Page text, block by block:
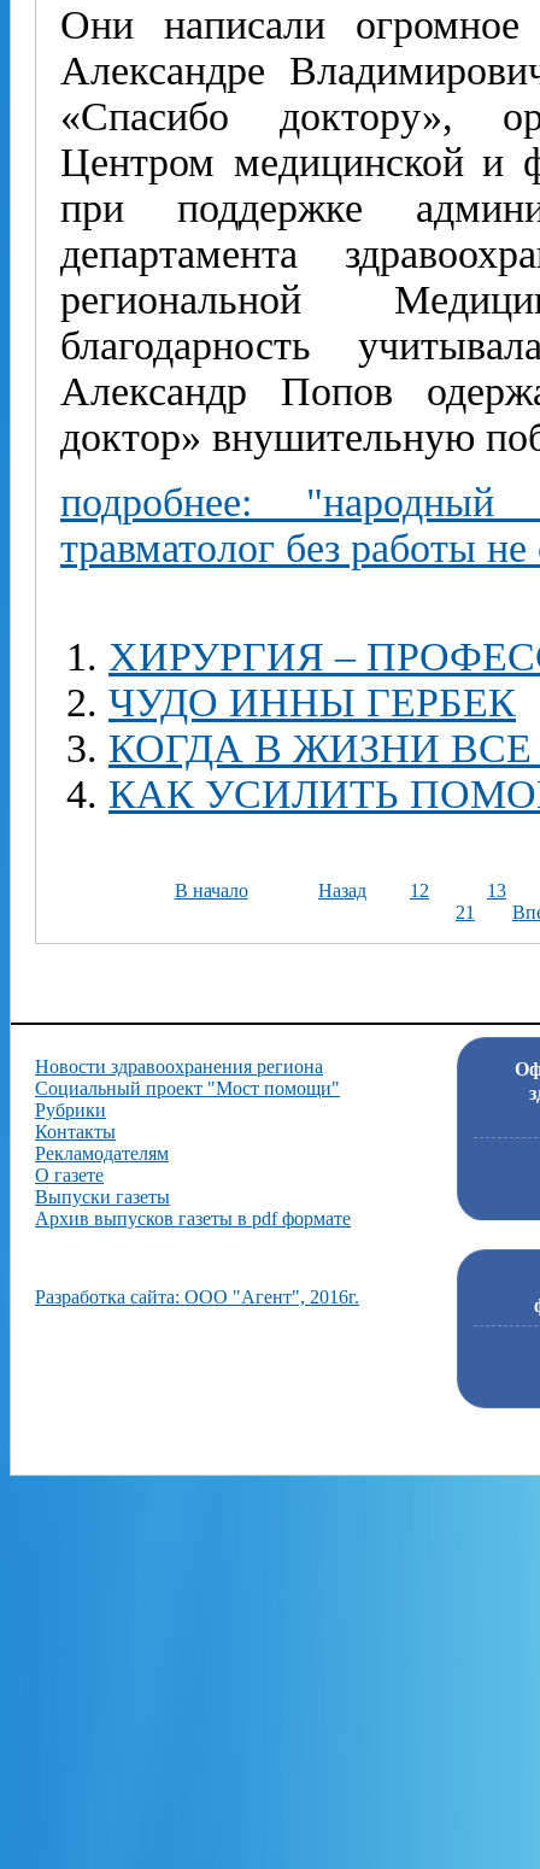
Они написали
Александре
«Спасибо доктору»,
Центром медицинской и
при поддержке
департамента
региональной
благодарность
Александр Попов
доктор» внушительную
подробнее:
травматолог без работы не
ХИРУРГИЯ –
ЧУДО ИННЫ ГЕРБЕК
КОГДА В ЖИЗНИ
КАК УСИЛИТЬ
В начало Назад 12
13
21
Новости здравоохранения региона
Социальный проект "Мост помощи"
Рубрики
Контакты
Рекламодателям
О газете
Выпуски газеты
Архив выпусков газеты в pdf формате
Разработка сайта: ООО "Агент", 2016г.